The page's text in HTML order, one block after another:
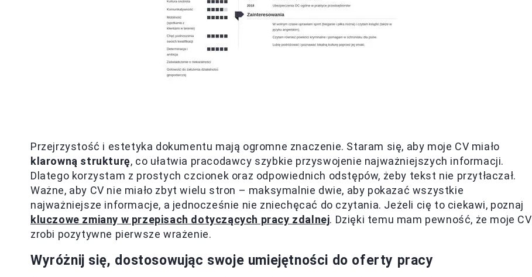
Przejrzystość i estetyka dokumentu mają ogromne znaczenie. Staram się, aby moje CV miało
klarowną strukturę, co ułatwia pracodawcy szybkie przyswojenie najważniejszych informacji.
Dlatego korzystam z prostych czcionek oraz odpowiednich odstępów, żeby tekst nie przytłaczał.
Ważne, aby CV nie miało zbyt wielu stron – maksymalnie dwie, aby pokazać wszystkie
najważniejsze informacje, a jednocześnie nie zniechęcać do czytania. Jeżeli cię to ciekawi, poznaj
kluczowe zmiany w przepisach dotyczących pracy zdalnej. Dzięki temu mam pewność, że moje CV
zrobi pozytywne pierwsze wrażenie.
Wyróżnij się, dostosowując swoje umiejętności do oferty pracy